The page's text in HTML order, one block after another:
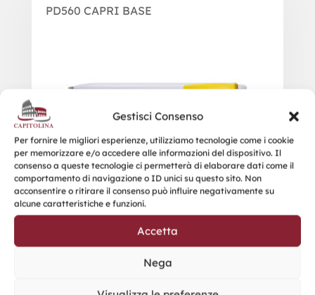
Gestisci Consenso
Per fornire le migliori esperienze, utilizziamo tecnologie come i cookie
per memorizzare e/o accedere alle informazioni del dispositivo. Il
consenso a queste tecnologie ci permetterà di elaborare dati come il
comportamento di navigazione o ID unici su questo sito. Non
acconsentire o ritirare il consenso può influire negativamente su
alcune caratteristiche e funzioni.
Accetta
Nega
PD560 CAPRI BASE